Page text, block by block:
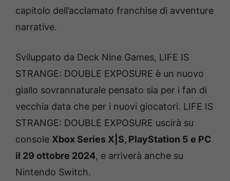
capitolo dell’acclamato franchise di avventure
narrative.
Sviluppato da Deck Nine Games, LIFE IS
STRANGE: DOUBLE EXPOSURE è un nuovo
giallo sovrannaturale pensato sia per i fan di
vecchia data che per i nuovi giocatori. LIFE IS
STRANGE: DOUBLE EXPOSURE uscirà su
console Xbox Series X|S, PlayStation 5 e PC
il 29 ottobre 2024, e arriverà anche su
Nintendo Switch.